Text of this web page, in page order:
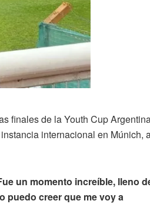
finales de la Youth Cup
internacional en Múnich,
un momento increíble, lleno
puedo creer que me voy a